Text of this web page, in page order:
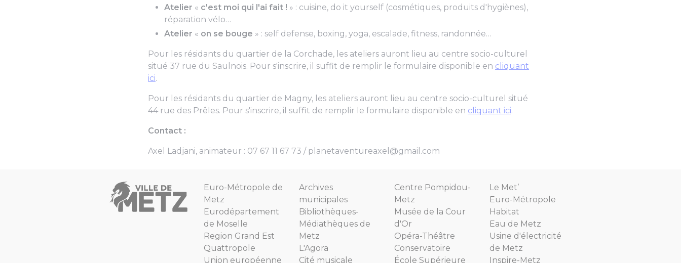
Atelier « c'est moi qui l'ai fait ! » : cuisine, do it yourself (cosmétiques, produits d'hygiènes),
réparation vélo…
Atelier « on se bouge » : self defense, boxing, yoga, escalade, fitness, randonnée…
Pour les résidants du quartier de la Corchade, les ateliers auront lieu au centre socio-culturel
situé 37 rue du Saulnois. Pour s'inscrire, il suffit de remplir le formulaire disponible en cliquant
ici.
Pour les résidants du quartier de Magny, les ateliers auront lieu au centre socio-culturel situé
44 rue des Prêles. Pour s'inscrire, il suffit de remplir le formulaire disponible en cliquant ici.
Contact :
Axel Ladjani, animateur : 07 67 11 67 73 / planetaventureaxel@gmail.com
Euro-Métropole de
Metz
Eurodépartement
de Moselle
Region Grand Est
Quattropole
Union européenne
Archives
municipales
Bibliothèques-
Médiathèques de
Metz
L'Agora
Cité musicale
Centre Pompidou-
Metz
Musée de la Cour
d'Or
Opéra-Théâtre
Conservatoire
École Supérieure
Le Met’
Euro-Métropole
Habitat
Eau de Metz
Usine d'électricité
de Metz
Inspire-Metz